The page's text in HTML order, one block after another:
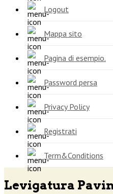
Logout
Mappa sito
Pagina di esempio.
Password persa
Privacy Policy
Registrati
Term&Conditions
Levigatura